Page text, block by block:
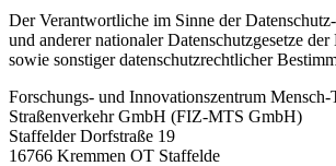
Der Verantwortliche im Sinne der
und anderer nationaler Datenschutzgesetze der
sowie sonstiger datenschutzrechtlicher
Forschungs- und Innovationszentrum Mensch-
Straßenverkehr GmbH (FIZ-MTS GmbH)
Staffelder Dorfstraße 19
16766 Kremmen OT Staffelde